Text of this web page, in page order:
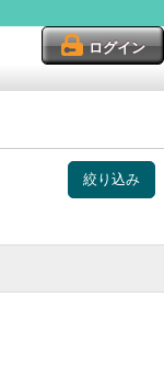
ログイン
絞り込み